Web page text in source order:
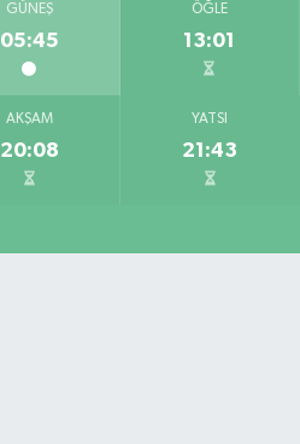
GÜNEŞ
05:45
ÖĞLE
13:01
AKŞAM
20:08
YATSI
21:43